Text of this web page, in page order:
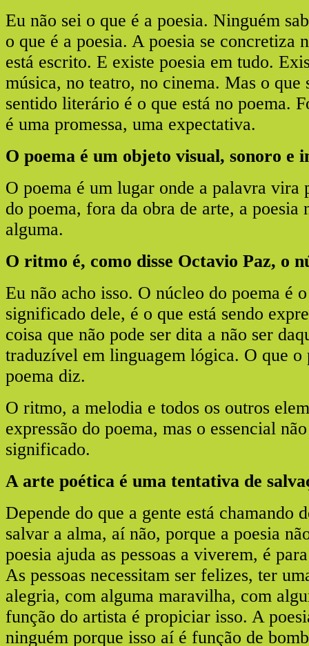
Eu não sei o que é a poesia. Ninguém
o que é a poesia. A poesia se concretiza
está escrito. E existe poesia em tudo.
música, no teatro, no cinema. Mas o que
sentido literário é o que está no poema.
é uma promessa, uma expectativa.
O poema é um objeto visual, sonoro e
O poema é um lugar onde a palavra vira
do poema, fora da obra de arte, a poesia
alguma.
O ritmo é, como disse Octavio Paz, o
Eu não acho isso. O núcleo do poema é
significado dele, é o que está sendo
coisa que não pode ser dita a não ser
traduzível em linguagem lógica. O que o
poema diz.
O ritmo, a melodia e todos os outros
expressão do poema, mas o essencial
significado.
A arte poética é uma tentativa de
Depende do que a gente está chamando
salvar a alma, aí não, porque a poesia
poesia ajuda as pessoas a viverem, é
As pessoas necessitam ser felizes, ter
alegria, com alguma maravilha, com
função do artista é propiciar isso. A
ninguém porque isso aí é função de